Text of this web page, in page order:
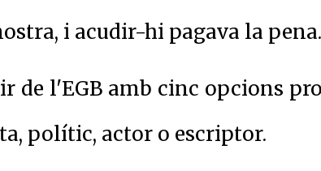
i acudir-hi pagava la pena.
de l'EGB amb cinc opcions
polític, actor o escriptor.